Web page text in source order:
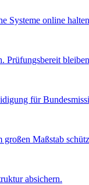
Systeme online
Prüfungsbereit
für
Maßstab
absichern.